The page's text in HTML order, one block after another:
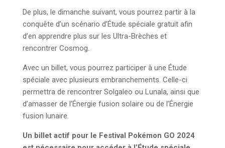
De plus, le dimanche suivant, vous pourrez partir à la
conquête d’un scénario d’Étude spéciale gratuit afin
d’en apprendre plus sur les Ultra-Brèches et
rencontrer Cosmog.
Avec un billet, vous pourrez participer à une Étude
spéciale avec plusieurs embranchements. Celle-ci
permettra de rencontrer Solgaleo ou Lunala, ainsi que
d’amasser de l’Énergie fusion solaire ou de l’Énergie
fusion lunaire.
Un billet actif pour le Festival Pokémon GO 2024